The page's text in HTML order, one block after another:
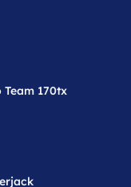
170tx